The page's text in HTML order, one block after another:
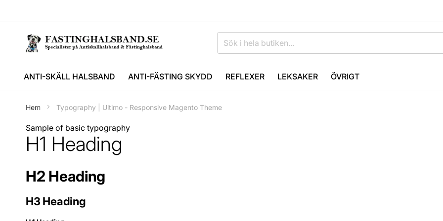
ANTI-SKÄLL HALSBAND ANTI-FÄSTING SKYDD REFLEXER LEKSAKER ÖVRIGT
Hem Typography | Ultimo - Responsive Magento Theme
Sample of basic typography
H1 Heading
H2 Heading
H3 Heading